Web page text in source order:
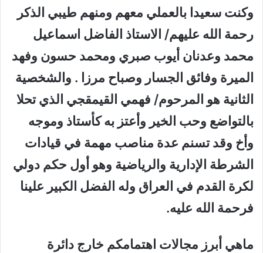
وكنت سعيدا بالعملي معهم ومنهم طيبي الذكر
رحمة الله عليهم/ الاستاذ الفاضل اسماعيل
محمد وعدنان أيوب صبري ومحمد حسون وفهد
الميرة وفائق الجسار وصباح مرزا . والشخصية
الثانية هو المرحوم/ فهمي القيمقجي الذي تحلا
بالتواضع وحب الخير وأعتز به كأستاذ وموجه
وأخ وقد تسنم عدة مناصب مهمة في قيادات
الشرطة الإدارية والرياضية وهو أول حكم دولي
لكرة القدم في العراق وله الفضل الكبير علينا
فرحمة الله عليه.
ماهي أبرز مجالات اهتمامكم خارج دائرة